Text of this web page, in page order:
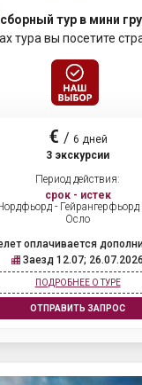
тур в мини
тура вы посетите
€ / 6 дней
3 экскурсии
Период действия:
срок - истек
- Гейрангерфьорд
Осло
оплачивается
Заезд 12.07; 26.07.2026
ПОДРОБНЕЕ О ТУРЕ
ОТПРАВИТЬ ЗАПРОС